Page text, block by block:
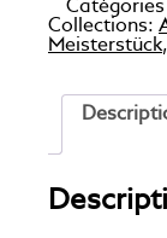
Catégories
Collections:
Meisterstück,